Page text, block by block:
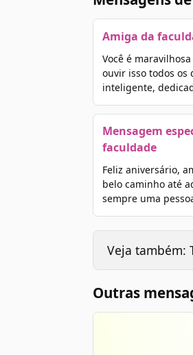
Amiga da
Você é
ouvir isso todos os
inteligente,
Mensagem
faculdade
Feliz aniversário,
belo caminho até
sempre uma
Veja também:
Outras